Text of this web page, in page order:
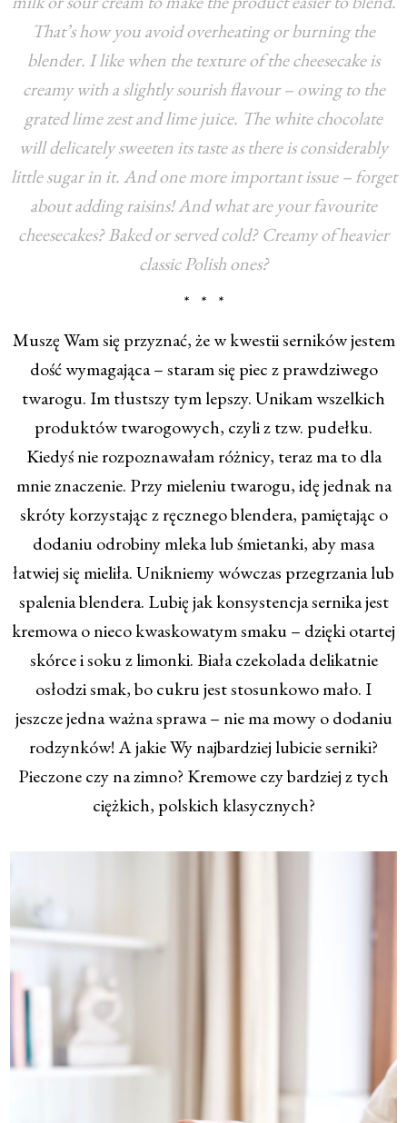
That’s how you avoid overheating or burning the
blender. I like when the texture of the cheesecake is
creamy with a slightly sourish flavour – owing to the
grated lime zest and lime juice. The white chocolate
will delicately sweeten its taste as there is considerably
little sugar in it. And one more important issue – forget
about adding raisins! And what are your favourite
cheesecakes? Baked or served cold? Creamy of heavier
classic Polish ones?
* * *
Muszę Wam się przyznać, że w kwestii serników jestem
dość wymagająca – staram się piec z prawdziwego
twarogu. Im tłustszy tym lepszy. Unikam wszelkich
produktów twarogowych, czyli z tzw. pudełku.
Kiedyś nie rozpoznawałam różnicy, teraz ma to dla
mnie znaczenie. Przy mieleniu twarogu, idę jednak na
skróty korzystając z ręcznego blendera, pamiętając o
dodaniu odrobiny mleka lub śmietanki, aby masa
łatwiej się mieliła. Unikniemy wówczas przegrzania lub
spalenia blendera. Lubię jak konsystencja sernika jest
kremowa o nieco kwaskowatym smaku – dzięki otartej
skórce i soku z limonki. Biała czekolada delikatnie
osłodzi smak, bo cukru jest stosunkowo mało. I
jeszcze jedna ważna sprawa – nie ma mowy o dodaniu
rodzynków! A jakie Wy najbardziej lubicie serniki?
Pieczone czy na zimno? Kremowe czy bardziej z tych
ciężkich, polskich klasycznych?